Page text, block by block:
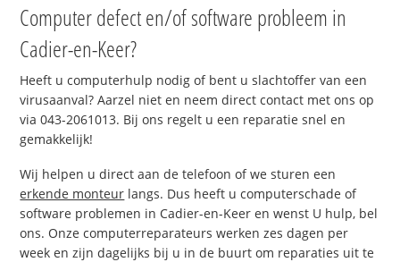
Computer defect en/of software probleem in
Cadier-en-Keer?
Heeft u computerhulp nodig of bent u slachtoffer van een
virusaanval? Aarzel niet en neem direct contact met ons op
via 043-2061013. Bij ons regelt u een reparatie snel en
gemakkelijk!
Wij helpen u direct aan de telefoon of we sturen een
erkende monteur langs. Dus heeft u computerschade of
software problemen in Cadier-en-Keer en wenst U hulp, bel
ons. Onze computerreparateurs werken zes dagen per
week en zijn dagelijks bij u in de buurt om reparaties uit te